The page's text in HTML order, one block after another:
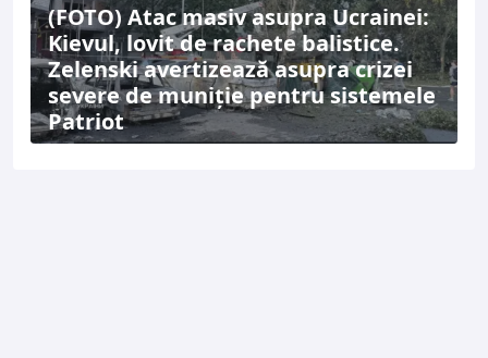
(FOTO) Atac masiv asupra Ucrainei:
Kievul, lovit de rachete balistice.
Zelenski avertizează asupra crizei
severe de muniție pentru sistemele
Patriot